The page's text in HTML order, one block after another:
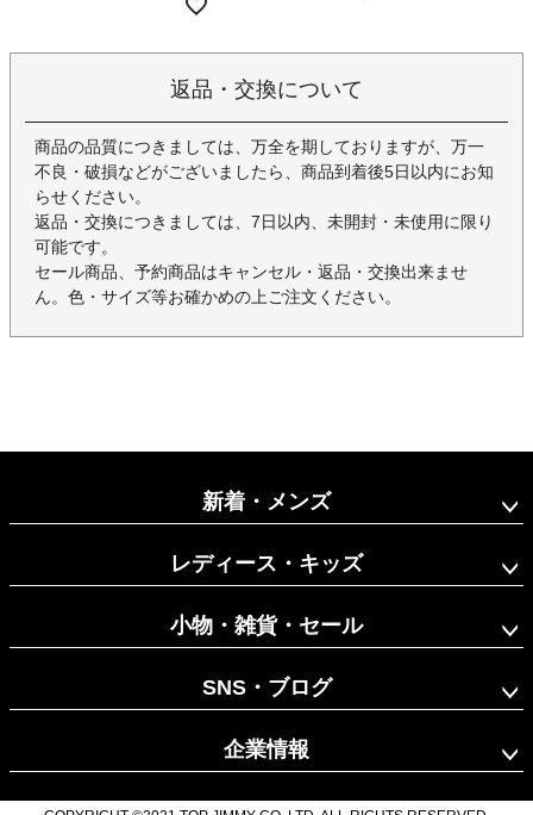
返品・交換について
商品の品質につきましては、万全を期しておりますが、万一
不良・破損などがございましたら、商品到着後5日以内にお知
らせください。
返品・交換につきましては、7日以内、未開封・未使用に限り
可能です。
セール商品、予約商品はキャンセル・返品・交換出来ませ
ん。色・サイズ等お確かめの上ご注文ください。
新着・メンズ
レディース・キッズ
小物・雑貨・セール
SNS・ブログ
企業情報